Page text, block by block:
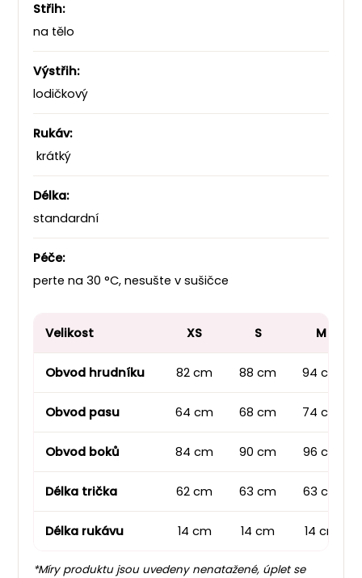
Střih:
na tělo
Výstřih:
lodičkový
Rukáv:
krátký
Délka:
standardní
Péče:
perte na 30 °C, nesušte v sušičce
Velikost XS S M
Obvod hrudníku 82 cm 88 cm 94 cm
Obvod pasu 64 cm 68 cm 74 cm
Obvod boků 84 cm 90 cm 96 cm
Délka trička 62 cm 63 cm 63 cm
Délka rukávu 14 cm 14 cm 14 cm
*Míry produktu jsou uvedeny nenatažené, úplet se